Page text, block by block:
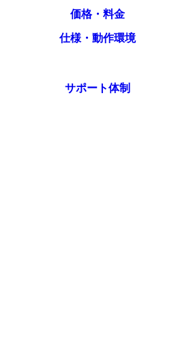
価格・料金
仕様・動作環境
サポート体制